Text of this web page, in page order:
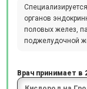
органов
половых желез,
поджелудочной
Врач принимает в